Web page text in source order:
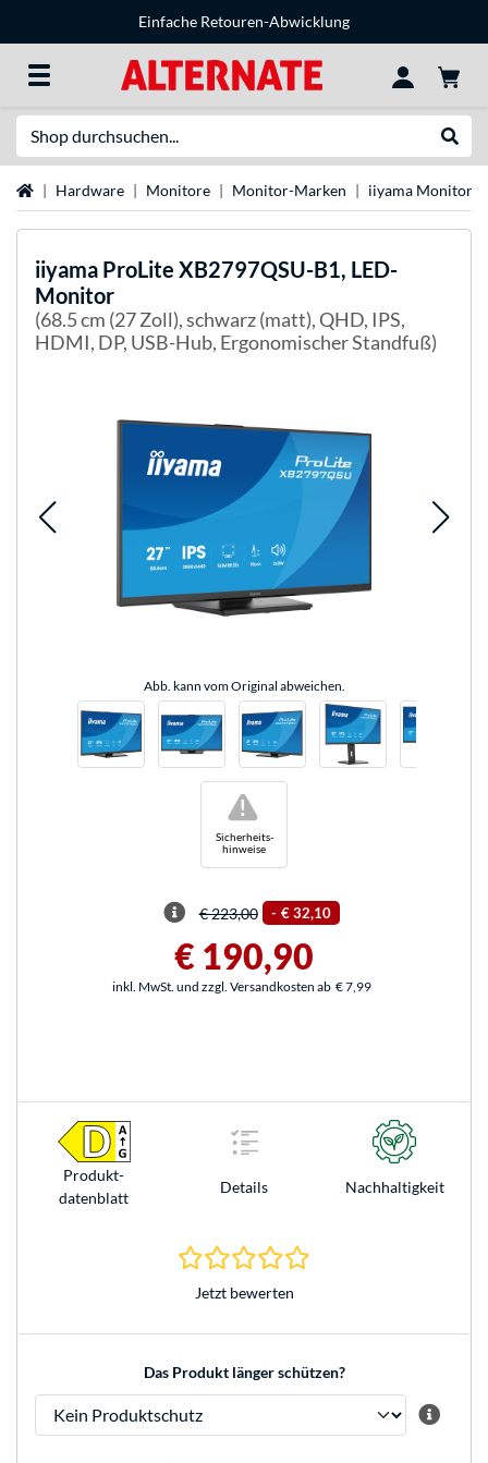
Einfache Retouren-Abwicklung
StartseiteHardware Monitore Monitor-Marken iiyama Monitore
iiyama ProLite XB2797QSU-B1, LED-
Monitor
(68.5 cm (27 Zoll), schwarz (matt), QHD, IPS,
HDMI, DP, USB-Hub, Ergonomischer Standfuß)
Abb. kann vom Original abweichen.
Sicherheits-
hinweise
!
€ 223,00 - € 32,10
€ 190,90
inkl. MwSt. und zzgl. Versandkosten ab € 7,99
Produkt­
datenblatt
Details Nachhaltigkeit
0.0 Sterne bei 0
Jetzt bewerten
Das Produkt länger schützen?